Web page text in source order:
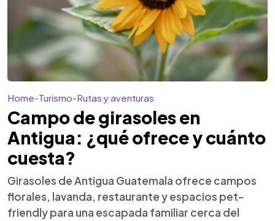
Home-Turismo-Rutas y aventuras
Campo de girasoles en
Antigua: ¿qué ofrece y cuánto
cuesta?
Girasoles de Antigua Guatemala ofrece campos
florales, lavanda, restaurante y espacios pet-
friendly para una escapada familiar cerca del